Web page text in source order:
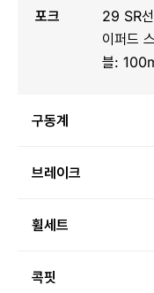
포크
29 SR
이퍼드
블:
구동계
브레이크
휠세트
콕핏